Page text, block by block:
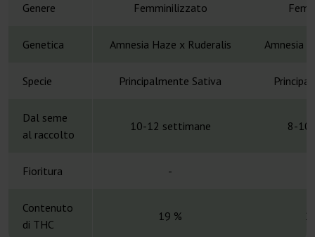
Genere Femminilizzato
Genetica Amnesia Haze x Ruderalis Amnesia
Specie Principalmente Sativa
Dal seme
al raccolto
10-12 settimane 8-10
Fioritura -
Contenuto
di THC
19 %